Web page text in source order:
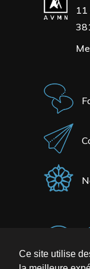
Ce site utilise